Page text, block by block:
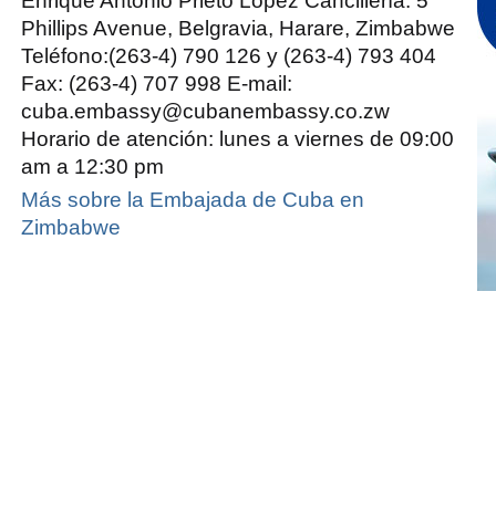
Phillips Avenue, Belgravia, Harare, Zimbabwe
Teléfono:(263-4) 790 126 y (263-4) 793 404
Fax: (263-4) 707 998 E-mail:
cuba.embassy@cubanembassy.co.zw
Horario de atención: lunes a viernes de 09:00
am a 12:30 pm
Más sobre la Embajada de Cuba en
Zimbabwe